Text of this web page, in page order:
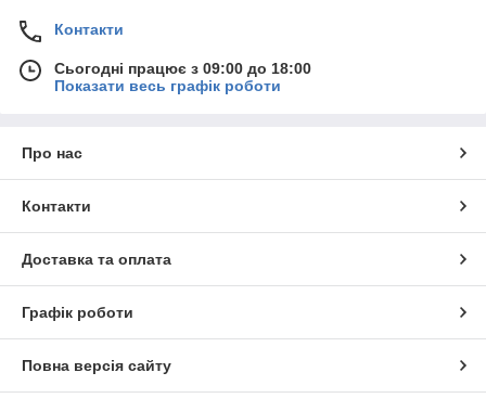
Контакти
Сьогодні працює з 09:00 до 18:00
Показати весь графік роботи
Про нас
Контакти
Доставка та оплата
Графік роботи
Повна версія сайту